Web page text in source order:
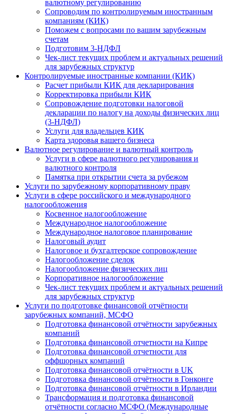
валютному регулированию
Сопроводим по контролируемым иностранным
компаниям (КИК)
Поможем с вопросами по вашим зарубежным
счетам
Подготовим 3-НДФЛ
Чек-лист текущих проблем и актуальных решений
для зарубежных структур
Контролируемые иностранные компании (КИК)
Расчет прибыли КИК для декларирования
Корректировка прибыли КИК
Сопровождение подготовки налоговой
декларации по налогу на доходы физических лиц
(3-НДФЛ)
Услуги для владельцев КИК
Карта здоровья вашего бизнеса
Валютное регулирование и валютный контроль
Услуги в сфере валютного регулирования и
валютного контроля
Памятка при открытии счета за рубежом
Услуги по зарубежному корпоративному праву
Услуги в сфере российского и международного
налогообложения
Косвенное налогообложение
Международное налогообложение
Международное налоговое планирование
Налоговый аудит
Налоговое и бухгалтерское сопровождение
Налогообложение сделок
Налогообложение физических лиц
Корпоративное налогообложение
Чек-лист текущих проблем и актуальных решений
для зарубежных структур
Услуги по подготовке финансовой отчётности
зарубежных компаний, МСФО
Подготовка финансовой отчётности зарубежных
компаний
Подготовка финансовой отчетности на Кипре
Подготовка финансовой отчетности для
оффшорных компаний
Подготовка финансовой отчётности в UK
Подготовка финансовой отчётности в Гонконге
Подготовка финансовой отчётности в Ирландии
Трансформация и подготовка финансовой
отчётности согласно МСФО (Международные